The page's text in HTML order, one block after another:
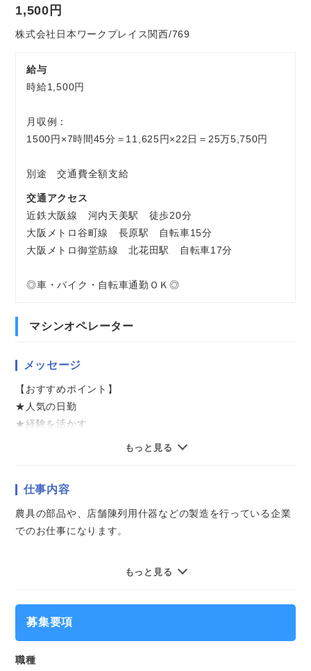
1,500円
株式会社日本ワークプレイス関西/769
給与
時給1,500円
月収例：
1500円×7時間45分＝11,625円×22日＝25万5,750円
別途 交通費全額支給
交通アクセス
近鉄大阪線 河内天美駅 徒歩20分
大阪メトロ谷町線 長原駅 自転車15分
大阪メトロ御堂筋線 北花田駅 自転車17分
◎車・バイク・自転車通勤ＯＫ◎
マシンオペレーター
メッセージ
【おすすめポイント】
★人気の日勤
★経験を活かす
★想定月収25万円以上
気になることやご質問はお問い合わせだけも大歓迎☆彡
もっと見る
仕事内容
農具の部品や、店舗陳列用什器などの製造を行っている企業
でのお仕事になります。
アマダ社製の工作機械を使用して曲げ・切断などの加工を行
マシンオペレーター業務をお願いいたします。
もっと見る
募集要項
職種